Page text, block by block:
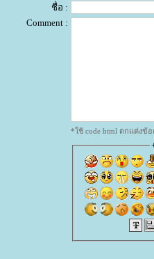
ชื่อ :
Comment :
*ใช้ code html ตกแต่งข้